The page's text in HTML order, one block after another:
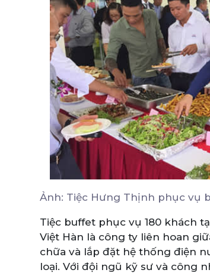
Ảnh: Tiệc Hưng Thịnh phục vụ
Tiệc buffet phục vụ 180 khách
Việt Hàn là công ty liên hoan
chữa và lắp đặt hệ thống điện
loại. Với đội ngũ kỹ sư và công